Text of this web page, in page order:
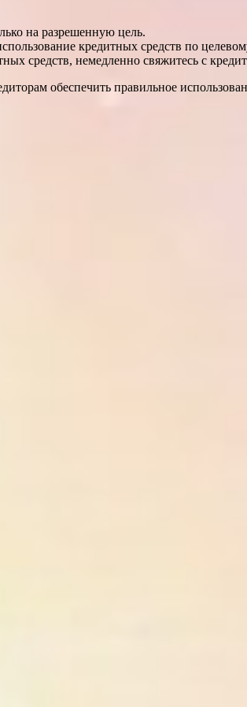
на разрешенную цель.
кредитных средств по
средств, немедленно свяжитесь с
обеспечить правильное